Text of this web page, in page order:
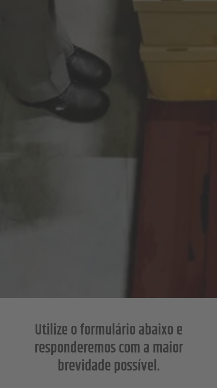
Utilize o formulário abaixo e
responderemos com a maior
brevidade possível.